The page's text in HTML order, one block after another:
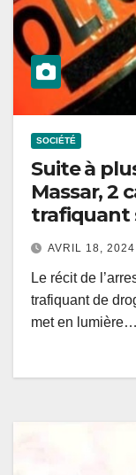
SOCIÉTÉ
Suite à
Massar, 2
trafiquant
AVRIL 18, 2024
Le récit de
trafiquant de
met en lumière…